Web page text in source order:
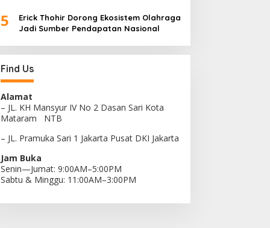
5
Erick Thohir Dorong Ekosistem Olahraga
Jadi Sumber Pendapatan Nasional
Find Us
Alamat
– JL. KH Mansyur IV No 2 Dasan Sari Kota
Mataram NTB
– JL. Pramuka Sari 1 Jakarta Pusat DKI Jakarta
Jam Buka
Senin—Jumat: 9:00AM–5:00PM
Sabtu & Minggu: 11:00AM–3:00PM